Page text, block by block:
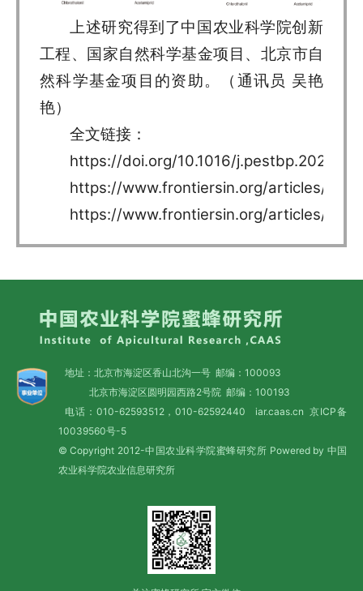
上述研究得到了中国农业科学院创新
工程、国家自然科学基金项目、北京市自
然科学基金项目的资助。（通讯员 吴艳
艳）
全文链接：
https://doi.org/10.1016/
https://www.frontiersin.org/articles/
https://www.frontiersin.org/articles/
地址：北京市海淀区香山北沟一号 邮编：100093
北京市海淀区圆明园西路2号院 邮编：100193
电话：010-62593512，010-62592440 iar.caas.cn 京ICP备
10039560号-5
© Copyright 2012-中国农业科学院蜜蜂研究所 Powered by 中国
农业科学院农业信息研究所